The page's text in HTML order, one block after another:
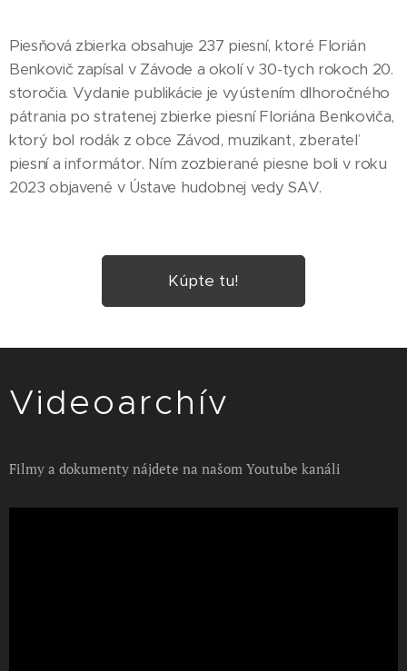
Piesňová zbierka obsahuje 237 piesní, ktoré Florián
Benkovič zapísal v Závode a okolí v 30-tych rokoch 20.
storočia. Vydanie publikácie je vyústením dlhoročného
pátrania po stratenej zbierke piesní Floriána Benkoviča,
ktorý bol rodák z obce Závod, muzikant, zberateľ
piesní a informátor. Ním zozbierané piesne boli v roku
2023 objavené v Ústave hudobnej vedy SAV.
Kúpte tu!
Videoarchív
Filmy a dokumenty nájdete na našom Youtube kanáli